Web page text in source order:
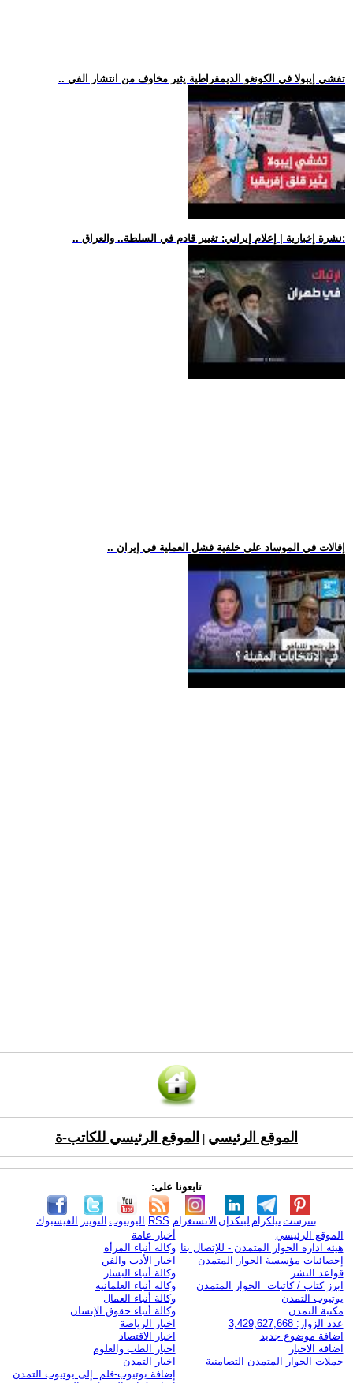
.. تفشي إيبولا في الكونغو الديمقراطية يثير مخاوف من انتشار الفي
.. نشرة إخبارية | إعلام إيراني: تغيير قادم في السلطة.. والعراق:
.. إقالات في الموساد على خلفية فشل العملية في إيران
الموقع الرئيسي الموقع الرئيسي للكاتب-ة
تابعونا على:
الفيسبوك التويتر اليوتيوب RSS الانستغرام لينكدإن تيلكرامبنترست
الموقع الرئيسي
هيئة ادارة الحوار المتمدن - للإتصال بنا
إحصائيات مؤسسة الحوار المتمدن
قواعد النشر
ابرز كتاب / كاتبات الحوار المتمدن
يوتيوب التمدن
مكتبة التمدن
عدد الزوار: 3,429,627,668
اضافة موضوع جديد
اضافة الاخبار
حملات الحوار المتمدن التضامنية
أخبار عامة
وكالة أنباء المرأة
اخبار الأدب والفن
وكالة أنباء اليسار
وكالة أنباء العلمانية
وكالة أنباء العمال
وكالة أنباء حقوق الإنسان
اخبار الرياضة
اخبار الاقتصاد
اخبار الطب والعلوم
اخبار التمدن
إضافة يوتيوب-فلم إلى يوتيوب التمدن